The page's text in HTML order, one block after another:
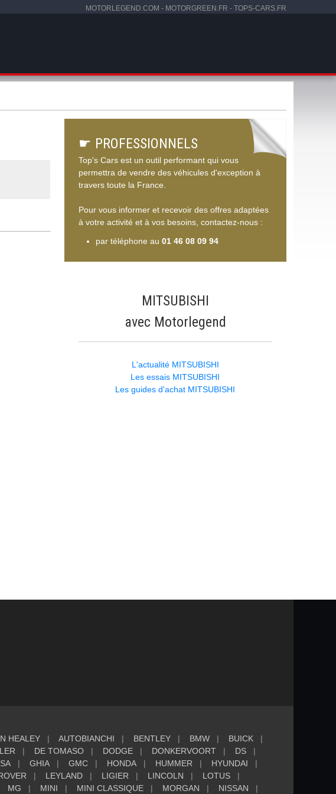
MOTORLEGEND.COM - MOTORGREEN.FR - TOPS-CARS.FR
☛ PROFESSIONNELS
Top's Cars est un outil performant qui vous
permettra de vendre des véhicules d'exception à
travers toute la France.
Pour vous informer et recevoir des offres adaptées
à votre activité et à vos besoins, contactez-nous :
par téléphone au 01 46 08 09 94
MITSUBISHI
avec Motorlegend
L'actualité MITSUBISHI
Les essais MITSUBISHI
Les guides d'achat MITSUBISHI
HEALEY AUTOBIANCHI BENTLEY BMW
BUICK
DE TOMASO DODGE DONKERVOORT
DS
GHIA GMC HONDA HUMMER
HYUNDAI
LEYLAND LIGIER LINCOLN
LOTUS
MG MINI MINI CLASSIQUE MORGAN NISSAN